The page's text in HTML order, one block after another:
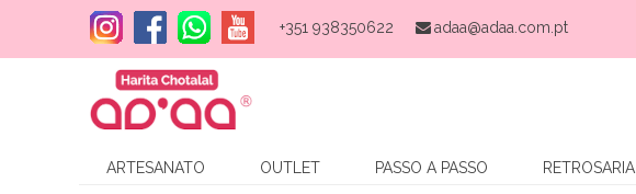
+351 938350622 adaa@adaa.com.pt
ARTESANATO OUTLET PASSO A PASSO RETROSARIA